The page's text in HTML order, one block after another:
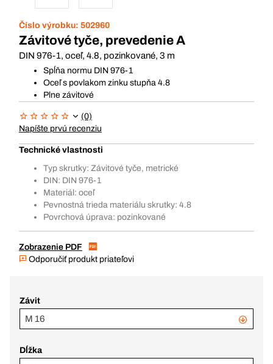
Číslo výrobku: 502960
Závitové tyče, prevedenie A
DIN 976-1, oceľ, 4.8, pozinkované, 3 m
Spĺňa normu DIN 976-1
Oceľ s povlakom zinku stupňa 4.8
Plne závitové
(0)
Napíšte prvú recenziu
Technické vlastnosti
Typ skrutky: Závitové tyče, metrické
DIN: DIN 976-1
Materiál: oceľ
Pevnostná trieda materiálu skrutky: 4.8
Povrchová úprava: pozinkované
Zobrazenie PDF
Odporučiť produkt priateľovi
Závit
M 16
Dĺžka